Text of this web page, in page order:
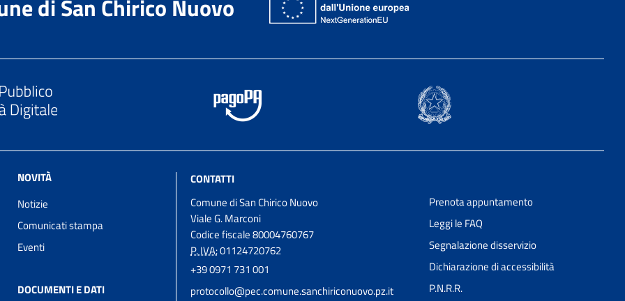
di San Chirico Nuovo
NOVITÀ
Notizie
Comunicati stampa
Eventi
DOCUMENTI E DATI
CONTATTI
Comune di San Chirico Nuovo
Viale G. Marconi
Codice fiscale 80004760767
P. IVA:01124720762
+39 0971 731 001
protocollo@pec.comune.sanchiriconuovo.pz.it
Prenota appuntamento
Leggi le FAQ
Segnalazione disservizio
Dichiarazione di accessibilità
P.N.R.R.